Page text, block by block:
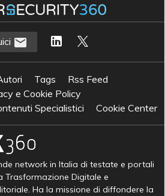
Tags
Rss Feed
e Cookie Policy
Specialistici
Cookie Center
network in Italia di testate e portali
Trasformazione Digitale e
Ha la missione di diffondere la